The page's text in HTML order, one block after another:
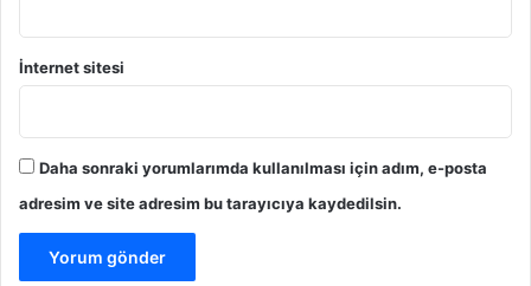
İnternet sitesi
Daha sonraki yorumlarımda kullanılması için adım, e-posta
adresim ve site adresim bu tarayıcıya kaydedilsin.